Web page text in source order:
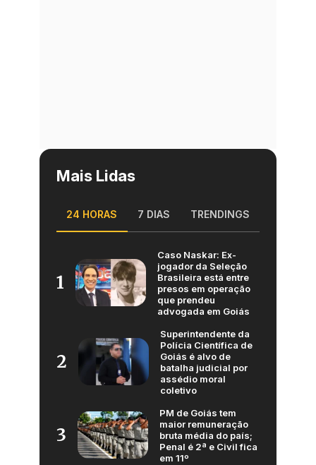
Mais Lidas
24 HORAS 7 DIAS TRENDINGS
1
Caso Naskar: Ex-
jogador da Seleção
Brasileira está entre
presos em operação
que prendeu
advogada em Goiás
2
Superintendente da
Polícia Científica de
Goiás é alvo de
batalha judicial por
assédio moral
coletivo
3
PM de Goiás tem
maior remuneração
bruta média do país;
Penal é 2ª e Civil fica
em 11º